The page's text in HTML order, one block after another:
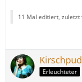
11 Mal editiert, zuletzt
Erleuchteter